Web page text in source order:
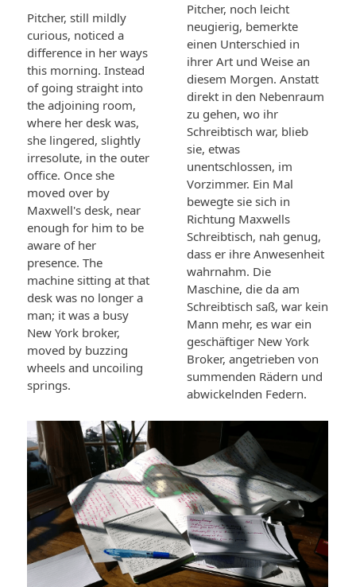
Pitcher, still mildly
curious, noticed a
difference in her ways
this morning. Instead
of going straight into
the adjoining room,
where her desk was,
she lingered, slightly
irresolute, in the outer
office. Once she
moved over by
Maxwell's desk, near
enough for him to be
aware of her
presence. The
machine sitting at that
desk was no longer a
man; it was a busy
New York broker,
moved by buzzing
wheels and uncoiling
springs.
Pitcher, noch leicht
neugierig, bemerkte
einen Unterschied in
ihrer Art und Weise an
diesem Morgen. Anstatt
direkt in den Nebenraum
zu gehen, wo ihr
Schreibtisch war, blieb
sie, etwas
unentschlossen, im
Vorzimmer. Ein Mal
bewegte sie sich in
Richtung Maxwells
Schreibtisch, nah genug,
dass er ihre Anwesenheit
wahrnahm. Die
Maschine, die da am
Schreibtisch saß, war kein
Mann mehr, es war ein
geschäftiger New York
Broker, angetrieben von
summenden Rädern und
abwickelnden Federn.